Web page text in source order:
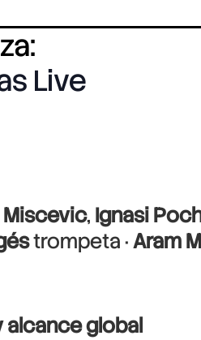
Live
Miscevic, Ignasi
trompeta ·Aram
alcance global